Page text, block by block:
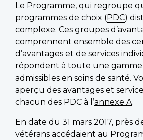
Le Programme, qui regroupe
programmes de choix (PDC)
complexe. Ces groupes
comprennent ensemble des
d’avantages et de services
répondent à toute une gamme
admissibles en soins de santé.
aperçu des avantages et
chacun des PDC à l’annexe A.
En date du 31 mars 2017, près
vétérans accédaient au